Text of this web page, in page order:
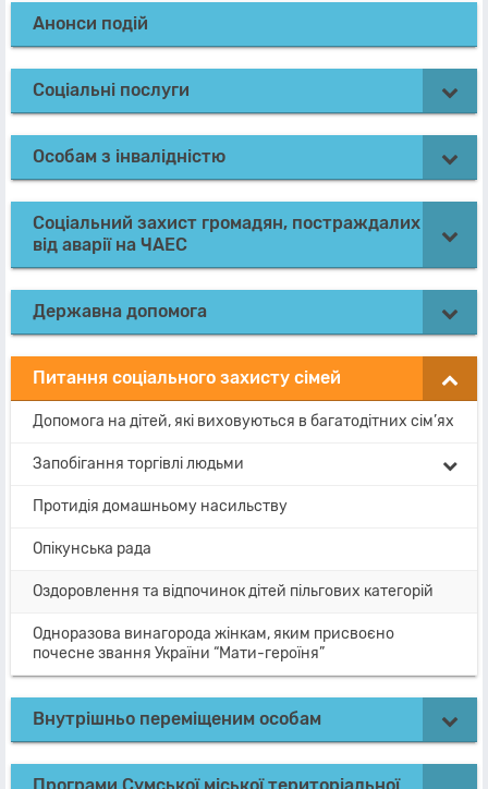
Анонси подій
Соціальні послуги
Особам з інвалідністю
Соціальний захист громадян, постраждалих
від аварії на ЧАЕС
Державна допомога
Питання соціального захисту сімей
Допомога на дітей, які виховуються в багатодітних сім’ях
Запобігання торгівлі людьми
Протидія домашньому насильству
Опікунська рада
Оздоровлення та відпочинок дітей пільгових категорій
Одноразова винагорода жінкам, яким присвоєно
почесне звання України “Мати-героїня”
Внутрішньо переміщеним особам